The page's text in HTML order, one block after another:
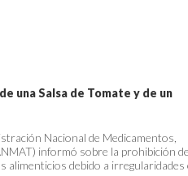
una Salsa de Tomate y de un
Nacional de Medicamentos,
informó sobre la prohibición
alimenticios debido a irregularidades